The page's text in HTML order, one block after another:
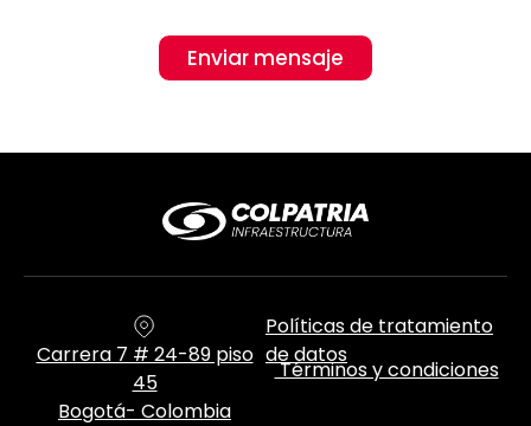
Enviar mensaje
Carrera 7 # 24-89 piso
45
Bogotá- Colombia
Políticas de tratamiento
de datos
Términos y condiciones